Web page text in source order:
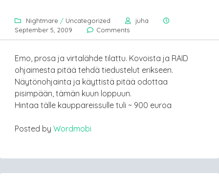
Nightmare / Uncategorized
juha
September 5, 2009
Comments
Emo, prosa ja virtalähde tilattu. Kovoista ja RAID
ohjaimesta pitää tehdä tiedustelut erikseen.
Näytönohjainta ja käyttistä pitää odottaa
pisimpään, tämän kuun loppuun.
Hintaa tälle kauppareissulle tuli ~ 900 euroa
Posted by Wordmobi